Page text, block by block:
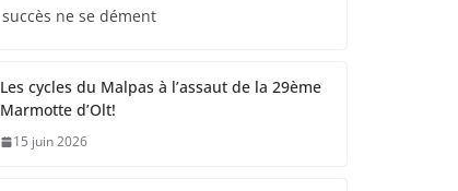
succès ne se dément
Les cycles du Malpas à l’assaut de la 29ème
Marmotte d’Olt!
15 juin 2026